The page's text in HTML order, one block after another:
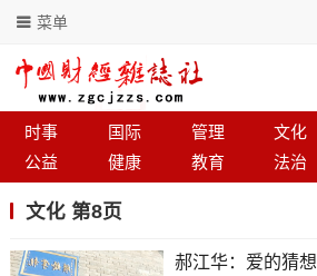
菜单
时事 国际 管理 文化
公益
健康 教育 法治
文化 第8页
郝江华：爱的猜想